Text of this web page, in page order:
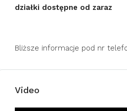
działki dostępne od zaraz
Bliższe informacje pod nr
Video